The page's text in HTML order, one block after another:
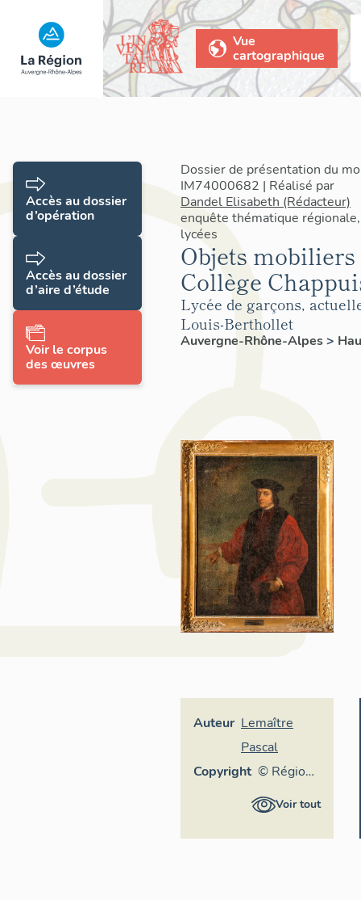
Vue
cartographique
Dossier de présentation du
IM74000682 | Réalisé par
Dandel Elisabeth (Rédacteur)
enquête thématique
lycées
Objets
Collège
Lycée de garçons,
Louis-Berthollet
Auvergne-Rhône-Alpes>
Auteur Lemaître
Pascal
Copyright © Région
Rhône-
Inventaire
Voir tout
Accès au dossier
d’opération
Accès au dossier
d’aire d’étude
Voir le corpus
des œuvres